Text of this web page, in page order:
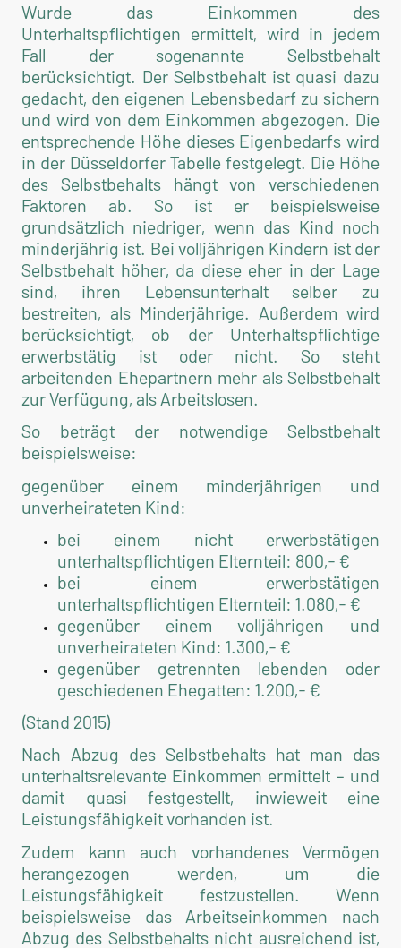
Wurde das Einkommen des
Unterhaltspflichtigen ermittelt, wird in jedem
Fall der sogenannte Selbstbehalt
berücksichtigt. Der Selbstbehalt ist quasi dazu
gedacht, den eigenen Lebensbedarf zu sichern
und wird von dem Einkommen abgezogen. Die
entsprechende Höhe dieses Eigenbedarfs wird
in der Düsseldorfer Tabelle festgelegt. Die Höhe
des Selbstbehalts hängt von verschiedenen
Faktoren ab. So ist er beispielsweise
grundsätzlich niedriger, wenn das Kind noch
minderjährig ist. Bei volljährigen Kindern ist der
Selbstbehalt höher, da diese eher in der Lage
sind, ihren Lebensunterhalt selber zu
bestreiten, als Minderjährige. Außerdem wird
berücksichtigt, ob der Unterhaltspflichtige
erwerbstätig ist oder nicht. So steht
arbeitenden Ehepartnern mehr als Selbstbehalt
zur Verfügung, als Arbeitslosen.
So beträgt der notwendige Selbstbehalt
beispielsweise:
gegenüber einem minderjährigen und
unverheirateten Kind:
bei einem nicht erwerbstätigen
unterhaltspflichtigen Elternteil: 800,- €
bei einem erwerbstätigen
unterhaltspflichtigen Elternteil: 1.080,- €
gegenüber einem volljährigen und
unverheirateten Kind: 1.300,- €
gegenüber getrennten lebenden oder
geschiedenen Ehegatten: 1.200,- €
(Stand 2015)
Nach Abzug des Selbstbehalts hat man das
unterhaltsrelevante Einkommen ermittelt – und
damit quasi festgestellt, inwieweit eine
Leistungsfähigkeit vorhanden ist.
Zudem kann auch vorhandenes Vermögen
herangezogen werden, um die
Leistungsfähigkeit festzustellen. Wenn
beispielsweise das Arbeitseinkommen nach
Abzug des Selbstbehalts nicht ausreichend ist,